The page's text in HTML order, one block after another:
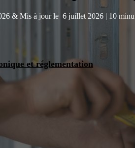
& Mis à jour le 6 juillet 2026 | 10
et réglementation